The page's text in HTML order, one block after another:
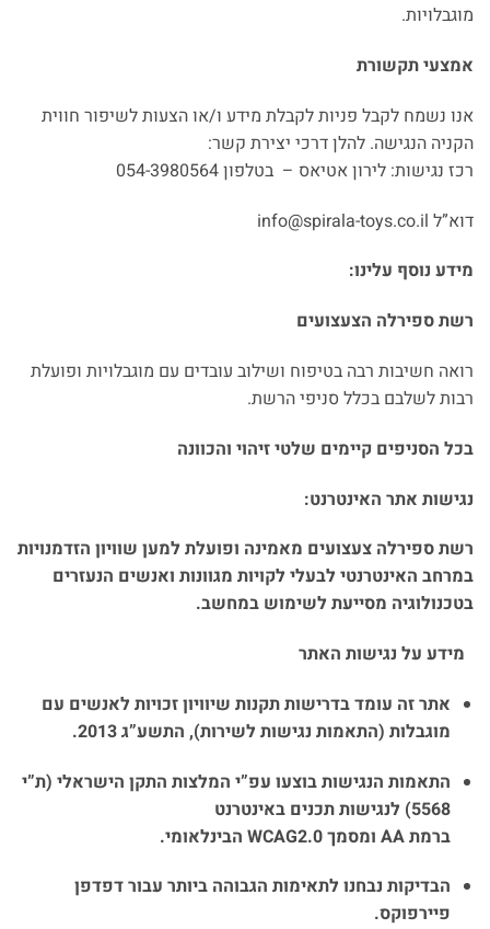
מוגבלויות.
אמצעי תקשורת
אנו נשמח לקבל פניות לקבלת מידע ו/או הצעות לשיפור חווית
הקניה הנגישה. להלן דרכי יצירת קשר:
רכז נגישות: לירון אטיאס – בטלפון 054-3980564
דוא”ל info@spirala-toys.co.il
מידע נוסף עלינו:
רשת ספירלה הצעצועים
רואה חשיבות רבה בטיפוח ושילוב עובדים עם מוגבלויות ופועלת
רבות לשלבם בכלל סניפי הרשת.
בכל הסניפים קיימים שלטי זיהוי והכוונה
נגישות אתר האינטרנט:
רשת ספירלה צעצועים מאמינה ופועלת למען שוויון הזדמנויות
במרחב האינטרנטי לבעלי לקויות מגוונות ואנשים הנעזרים
בטכנולוגיה מסייעת לשימוש במחשב.
מידע על נגישות האתר
אתר זה עומד בדרישות תקנות שיוויון זכויות לאנשים עם
מוגבלות (התאמות נגישות לשירות), התשע”ג 2013
.
התאמות הנגישות בוצעו עפ”י המלצות התקן הישראלי (ת”י
5568) לנגישות תכנים באינטרנט
ברמתAA ומסמךWCAG2.0 הבינלאומי.
הבדיקות נבחנו לתאימות הגבוהה ביותר עבור דפדפן
פיירפוקס.